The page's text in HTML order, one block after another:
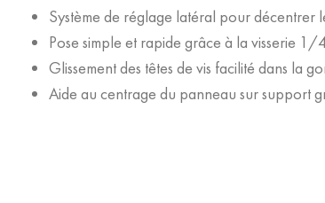
Système de réglage latéral pour décentrer
Pose simple et rapide grâce à la visserie 1/
Glissement des têtes de vis facilité dans la
Aide au centrage du panneau sur support